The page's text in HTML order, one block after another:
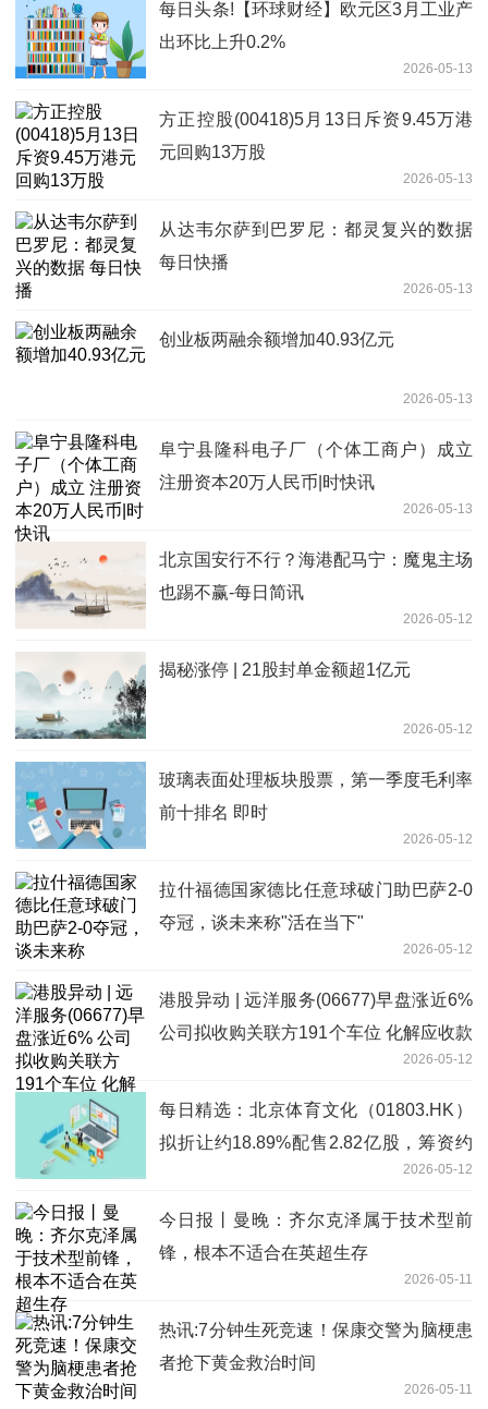
每日头条!【环球财经】欧元区3月工业产
出环比上升0.2%
2026-05-13
方正控股(00418)5月13日斥资9.45万港
元回购13万股
2026-05-13
从达韦尔萨到巴罗尼：都灵复兴的数据
每日快播
2026-05-13
创业板两融余额增加40.93亿元
2026-05-13
阜宁县隆科电子厂（个体工商户）成立
注册资本20万人民币|时快讯
2026-05-13
北京国安行不行？海港配马宁：魔鬼主场
也踢不赢-每日简讯
2026-05-12
揭秘涨停 | 21股封单金额超1亿元
2026-05-12
玻璃表面处理板块股票，第一季度毛利率
前十排名 即时
2026-05-12
拉什福德国家德比任意球破门助巴萨2-0
夺冠，谈未来称"活在当下"
2026-05-12
港股异动 | 远洋服务(06677)早盘涨近6%
公司拟收购关联方191个车位 化解应收款
2026-05-12
每日精选：北京体育文化（01803.HK）
拟折让约18.89%配售2.82亿股，筹资约
2026-05-12
今日报丨曼晚：齐尔克泽属于技术型前
锋，根本不适合在英超生存
2026-05-11
热讯:7分钟生死竞速！保康交警为脑梗患
者抢下黄金救治时间
2026-05-11